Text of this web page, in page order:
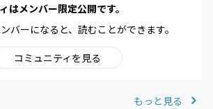
はメンバー限定公開です。
バーになると、読むことができます。
コミュニティを見る
もっと見る